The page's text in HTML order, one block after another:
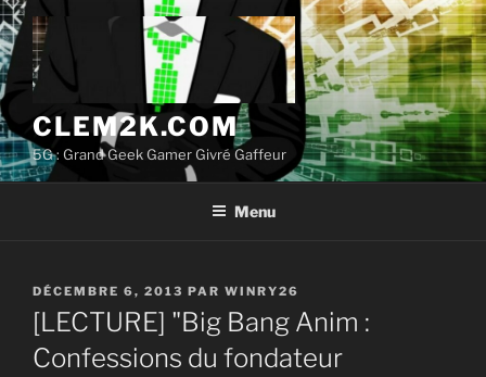
Aller
au
contenu
principal
CLEM2K.COM
5G : Grand Geek Gamer Givré Gaffeur
Menu
PUBLIÉ
LE
DÉCEMBRE 6, 2013 PAR WINRY26
[LECTURE] "Big Bang Anim :
Confessions du fondateur